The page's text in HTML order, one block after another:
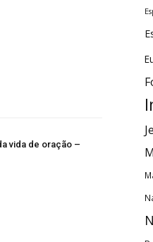
vida de oração –